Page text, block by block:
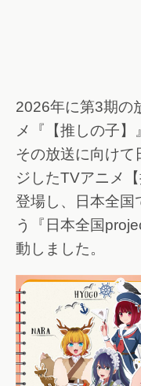
2026年に第3期の
メ『【推しの子】
その放送に向けて
ジしたTVアニメ
登場し、日本全国
う『日本全国
動しました。